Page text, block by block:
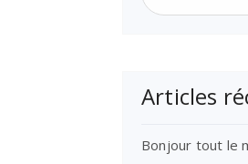
Articles
Bonjour tout le